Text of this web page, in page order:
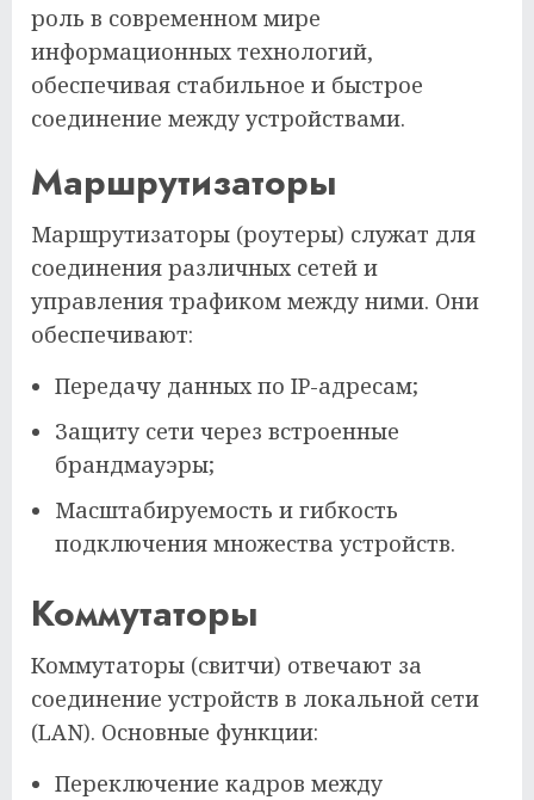
роль в современном мире
информационных технологий,
обеспечивая стабильное и быстрое
соединение между устройствами.
Маршрутизаторы
Маршрутизаторы (роутеры) служат для
соединения различных сетей и
управления трафиком между ними. Они
обеспечивают:
Передачу данных по IP-адресам;
Защиту сети через встроенные
брандмауэры;
Масштабируемость и гибкость
подключения множества устройств.
Коммутаторы
Коммутаторы (свитчи) отвечают за
соединение устройств в локальной сети
(LAN). Основные функции:
Переключение кадров между